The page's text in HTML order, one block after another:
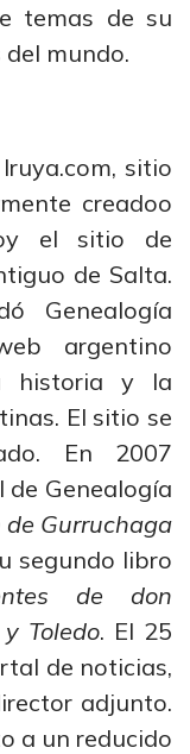
temas de su
mundo.
sitio
creadoo
el sitio de
de Salta.
Genealogía
argentino
historia y la
El sitio se
En 2007
Genealogía
de Gurruchaga
segundo libro
de don
Toledo. El 25
de noticias,
adjunto.
a un reducido